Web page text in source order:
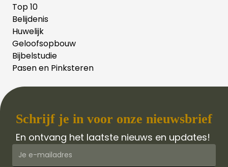
Top 10
Belijdenis
Huwelijk
Geloofsopbouw
Bijbelstudie
Pasen en Pinksteren
Schrijf je in voor onze nieuwsbrief
En ontvang het laatste nieuws en updates!